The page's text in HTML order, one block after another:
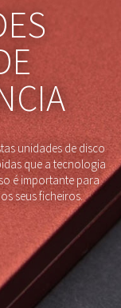
unidades de disco
que a tecnologia
é importante para
seus ficheiros.